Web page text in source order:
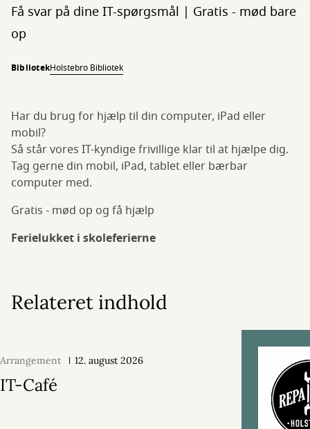
Få svar på dine IT-spørgsmål | Gratis - mød bare
op
BibliotekHolstebro Bibliotek
Har du brug for hjælp til din computer, iPad eller
mobil?
Så står vores IT-kyndige frivillige klar til at hjælpe dig.
Tag gerne din mobil, iPad, tablet eller bærbar
computer med.
Gratis - mød op og få hjælp
Ferielukket i skoleferierne
Relateret indhold
Arrangement 12. august 2026
IT-Café